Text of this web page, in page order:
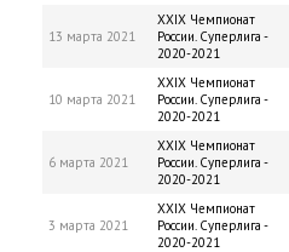
13 марта 2021
XXIX Чемпионат
России. Суперлига -
2020-2021
10 марта 2021
XXIX Чемпионат
России. Суперлига -
2020-2021
6 марта 2021
XXIX Чемпионат
России. Суперлига -
2020-2021
3 марта 2021
XXIX Чемпионат
России. Суперлига -
2020-2021